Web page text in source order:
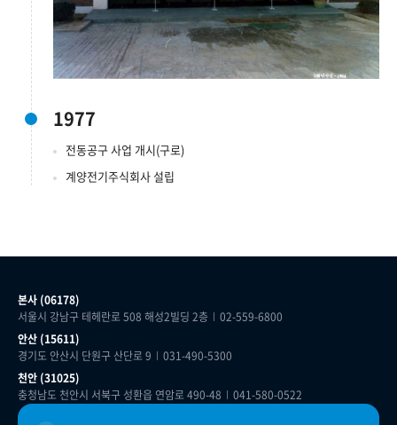
1977
전동공구 사업 개시(구로)
계양전기주식회사 설립
본사 (06178)
서울시 강남구 테헤란로 508 해성2빌딩 2층
02-559-6800
안산 (15611)
경기도 안산시 단원구 산단로 9
031-490-5300
천안 (31025)
충청남도 천안시 서북구 성환읍 연암로 490-48
041-580-0522